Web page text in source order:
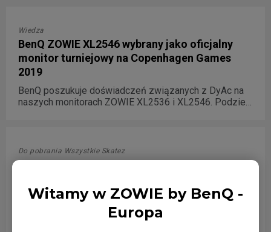
Witamy w ZOWIE by BenQ -
Europa
Wiedza
BenQ ZOWIE XL2546 wybrany jako oficjalny
monitor turniejowy na Copenhagen Games
2019
BenQ poszukuje doświadczeń związanych z DyAc na
naszych monitorach ZOWIE XL2536 i XL2546. Podziel
Do pobrania Wszystkie Skatez
Type D White (Speedy glide)
Type D White (Speedy glide)